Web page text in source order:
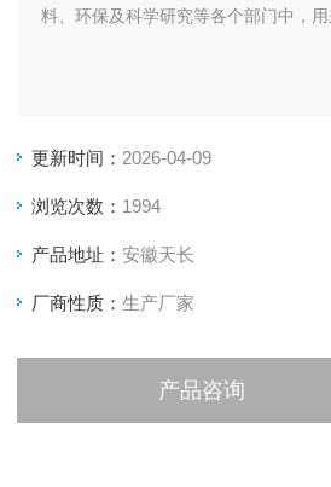
料、环保及科学研究等各个部门中，
更新时间： 2026-04-09
浏览次数： 1994
产品地址： 安徽天长
厂商性质： 生产厂家
产品咨询